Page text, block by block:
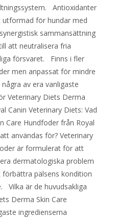
Antioxidanter
utformad för hundar med
sammansättning
att neutralisera fria
försvaret. Finns i fler
men anpassat för mindre
av era vanligaste
Veterinary Diets Derma
Canin Veterinary Diets: Vad
Care Hundfoder från Royal
användas för? Veterinary
är formulerat för att
dermatologiska problem
pälsens kondition
Vilka är de huvudsakliga
Derma Skin Care
ingredienserna